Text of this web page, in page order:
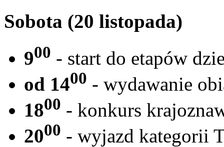
Sobota (20 listopada)
900 - start do etapów
od 1400 - wydawanie
1800 - konkurs
2000 - wyjazd kategorii